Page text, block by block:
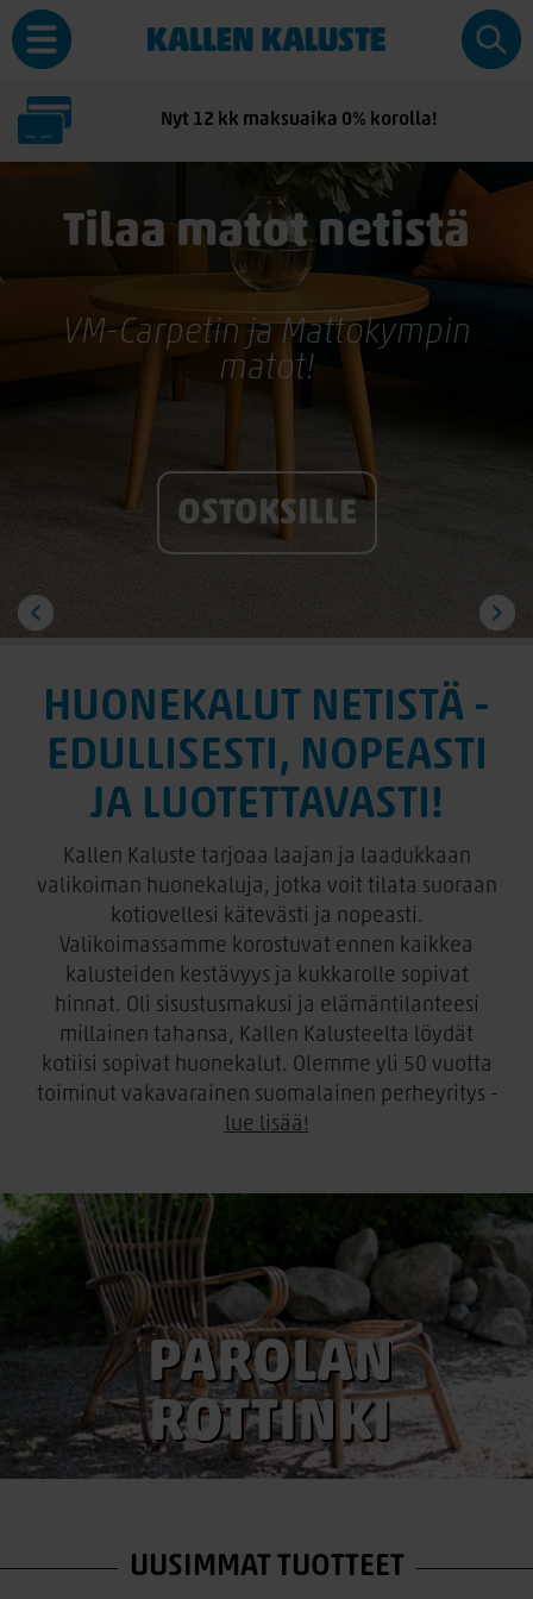
Nyt 12 kk maksuaika 0% korolla!
Tilaa matot netistä
VM-Carpetin ja Mattokympin
matot!
OSTOKSILLE
HUONEKALUT NETISTÄ -
EDULLISESTI, NOPEASTI
JA LUOTETTAVASTI!
Kallen Kaluste tarjoaa laajan ja laadukkaan
valikoiman huonekaluja, jotka voit tilata suoraan
kotiovellesi kätevästi ja nopeasti.
Valikoimassamme korostuvat ennen kaikkea
kalusteiden kestävyys ja kukkarolle sopivat
hinnat. Oli sisustusmakusi ja elämäntilanteesi
millainen tahansa, Kallen Kalusteelta löydät
kotiisi sopivat huonekalut. Olemme yli 50 vuotta
toiminut vakavarainen suomalainen perheyritys -
lue lisää!
PAROLAN
ROTTINKI
UUSIMMAT TUOTTEET